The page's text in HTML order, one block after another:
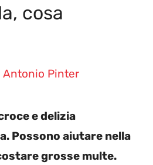
cosa
Antonio Pinter
e delizia
Possono aiutare nella
grosse multe.